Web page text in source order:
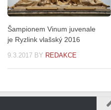
Šampionem Vinum juvenale
je Ryzlink vlašský 2016
9.3.2017 BY REDAKCE